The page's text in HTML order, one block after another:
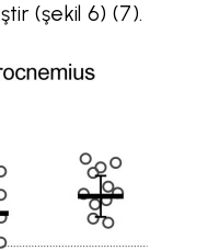
(şekil 6) (7).